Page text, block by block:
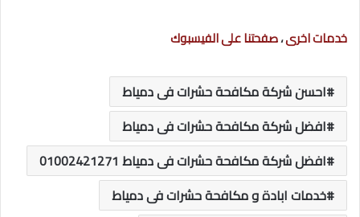
خدمات اخرى،صفحتنا على الفيسبوك
احسن شركة مكافحة حشرات فى دمياط
افضل شركة مكافحة حشرات فى دمياط
افضل شركة مكافحة حشرات فى دمياط 01002421271
خدمات ابادة و مكافحة حشرات فى دمياط